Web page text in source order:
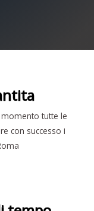
tutte le
con successo i